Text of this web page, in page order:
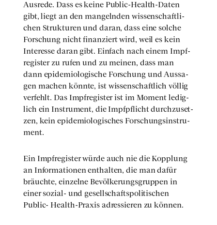
Aus­re­de. Dass es kei­ne Public-Health-Daten
gibt, liegt an den man­geln­den wis­sen­schaft­li­
chen Struk­tu­ren und dar­an, dass eine sol­che
For­schung nicht finan­ziert wird, weil es kein
Inter­es­se dar­an gibt. Ein­fach nach einem Impf­
re­gis­ter zu rufen und zu mei­nen, dass man
dann epi­de­mio­lo­gi­sche For­schung und Aus­sa­
gen machen könn­te, ist wis­sen­schaft­lich völ­lig
ver­fehlt. Das Impf­re­gis­ter ist im Moment ledig­
lich ein Instru­ment, die Impf­pflicht durch­zu­set­
zen, kein epi­de­mio­lo­gi­sches For­schungs­in­stru­
ment.
Ein Impf­re­gis­ter wür­de auch nie die Kopp­lung
an Infor­ma­tio­nen ent­hal­ten, die man dafür
bräuch­te, ein­zel­ne Bevöl­ke­rungs­grup­pen in
einer sozi­al- und gesell­schafts­po­li­ti­schen
Public- Health-Pra­xis adres­sie­ren zu kön­nen.